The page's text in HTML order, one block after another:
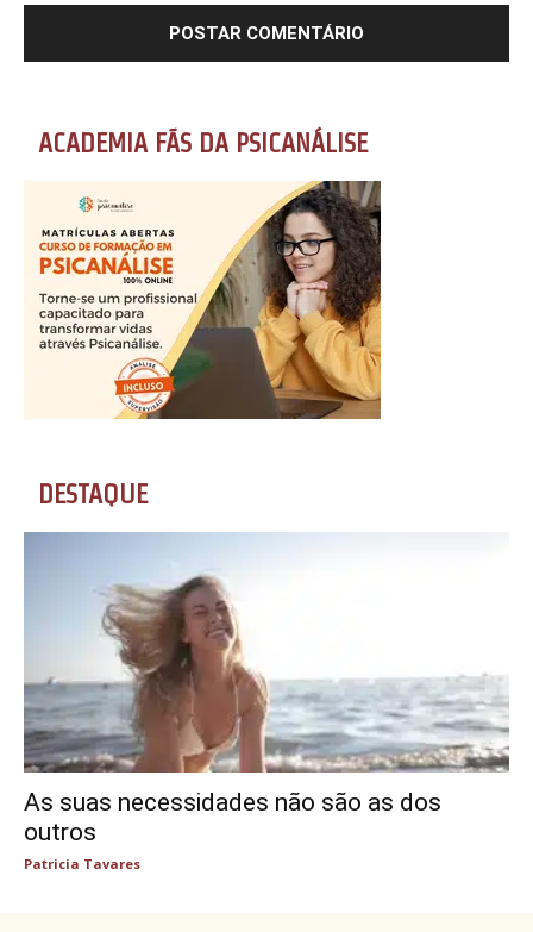
ACADEMIA FÃS DA PSICANÁLISE
DESTAQUE
As suas necessidades não são as dos
outros
Patricia Tavares